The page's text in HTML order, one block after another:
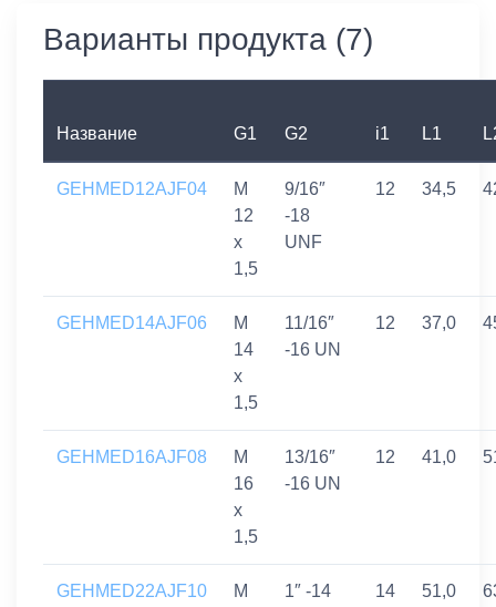
Варианты продукта (7)
Название G1 G2 i1 L1
GEHMED12AJF04
M
12
x
1,5
9/16″
-18
UNF
12 34,5
GEHMED14AJF06
M
14
x
1,5
11/16″
-16 UN
12 37,0
GEHMED16AJF08
M
16
x
1,5
13/16″
-16 UN
12 41,0
GEHMED22AJF10
M
1″ -14
14 51,0